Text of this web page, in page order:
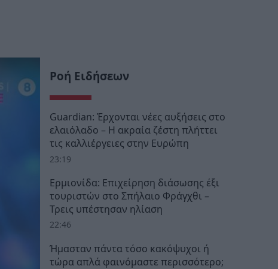
Ροή Ειδήσεων
Guardian: Έρχονται νέες αυξήσεις στο
ελαιόλαδο – Η ακραία ζέστη πλήττει
τις καλλιέργειες στην Ευρώπη
23:19
Ερμιονίδα: Επιχείρηση διάσωσης έξι
τουριστών στο Σπήλαιο Φράγχθι –
Τρεις υπέστησαν ηλίαση
22:46
Ήμασταν πάντα τόσο κακόψυχοι ή
τώρα απλά φαινόμαστε περισσότερο;